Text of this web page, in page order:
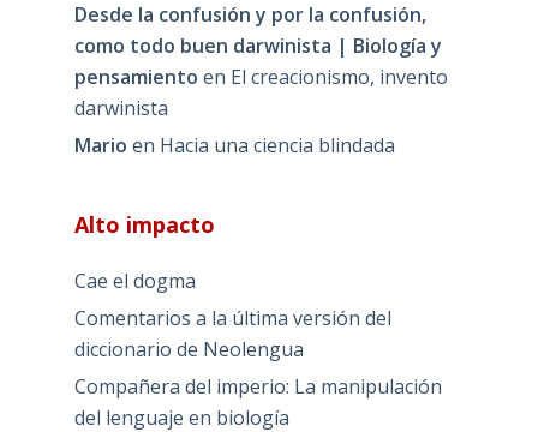
Desde la confusión y por la confusión,
como todo buen darwinista | Biología y
pensamiento en El creacionismo, invento
darwinista
Mario en Hacia una ciencia blindada
Alto impacto
Cae el dogma
Comentarios a la última versión del
diccionario de Neolengua
Compañera del imperio: La manipulación
del lenguaje en biología